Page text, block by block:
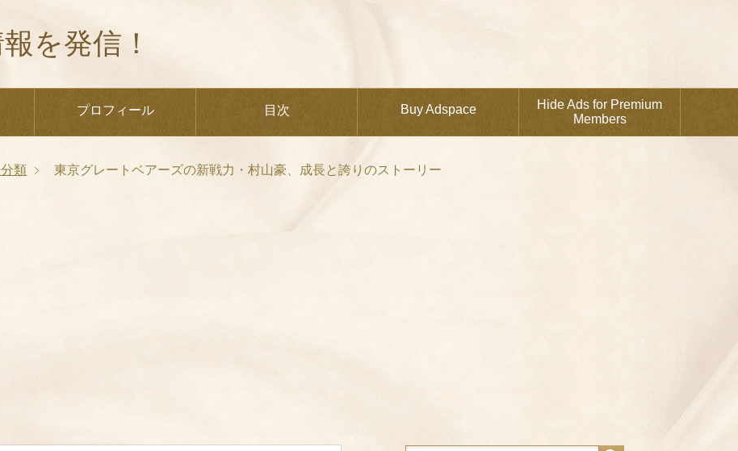
を発信！
プロフィール 目次 Buy Adspace
Hide Ads for Premium
Members
類 東京グレートベアーズの新戦力・村山豪、成長と誇りのストーリー